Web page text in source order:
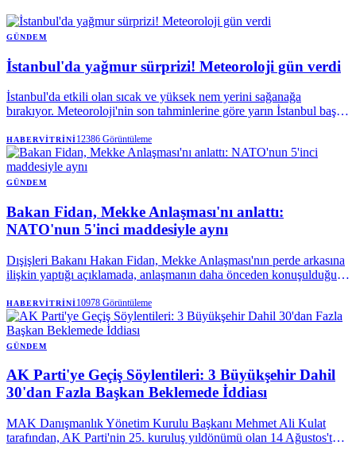
GÜNDEM
İstanbul'da yağmur sürprizi! Meteoroloji gün verdi
İstanbul'da etkili olan sıcak ve yüksek nem yerini sağanağa
bırakıyor. Meteoroloji'nin son tahminlerine göre yarın İstanbul başta
sağanak bekleniyor.
HABERVITRINI12386 Görüntüleme
GÜNDEM
Bakan Fidan, Mekke Anlaşması'nı anlattı:
NATO'nun 5'inci maddesiyle aynı
Dışişleri Bakanı Hakan Fidan, Mekke Anlaşması'nın perde arkasına
ilişkin yaptığı açıklamada, anlaşmanın daha önceden konuşulduğunu
sözlerini kullanarak, Mekke Ortak Savunma Anlaşması'nın teknik
olarak, NATO Antlaşması'nın kolektif savunmaya ilişkin 5.
maddesiyle aynı olduğunu söyledi.
HABERVITRINI10978 Görüntüleme
GÜNDEM
AK Parti'ye Geçiş Söylentileri: 3 Büyükşehir Dahil
30'dan Fazla Başkan Beklemede İddiası
MAK Danışmanlık Yönetim Kurulu Başkanı Mehmet Ali Kulat
tarafından, AK Parti'nin 25. kuruluş yıldönümü olan 14 Ağustos'ta,